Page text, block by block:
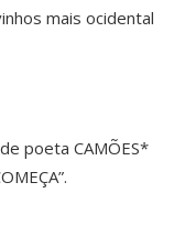
mais ocidental
poeta CAMÕES*